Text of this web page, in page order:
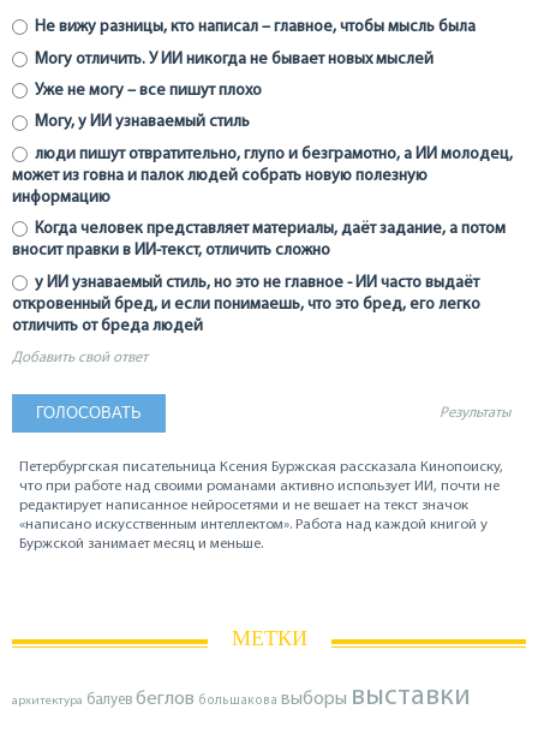
Не вижу разницы, кто написал – главное, чтобы мысль была
Могу отличить. У ИИ никогда не бывает новых мыслей
Уже не могу – все пишут плохо
Могу, у ИИ узнаваемый стиль
люди пишут отвратительно, глупо и безграмотно, а ИИ молодец,
может из говна и палок людей собрать новую полезную
информацию
Когда человек представляет материалы, даёт задание, а потом
вносит правки в ИИ-текст, отличить сложно
у ИИ узнаваемый стиль, но это не главное - ИИ часто выдаёт
откровенный бред, и если понимаешь, что это бред, его легко
отличить от бреда людей
Добавить свой ответ
Результаты
Петербургская писательница Ксения Буржская рассказала Кинопоиску,
что при работе над своими романами активно использует ИИ, почти не
редактирует написанное нейросетями и не вешает на текст значок
«написано искусственным интеллектом». Работа над каждой книгой у
Буржской занимает месяц и меньше.
МЕТКИ
архитектура балуев беглов большакова выборы выставки